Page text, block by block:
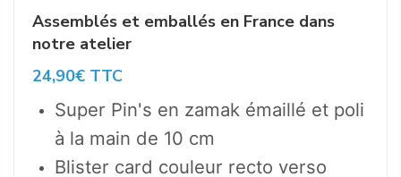
Assemblés et emballés en France dans
notre atelier
24,90€ TTC
Super Pin's en zamak émaillé et poli
à la main de 10 cm
Blister card couleur recto verso